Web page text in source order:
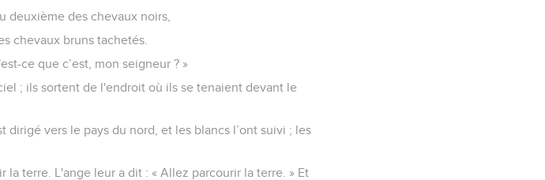
deuxième des chevaux noirs,
chevaux bruns tachetés.
ce que c’est, mon seigneur ? »
; ils sortent de l'endroit où ils se tenaient devant le
dirigé vers le pays du nord, et les blancs l’ont suivi ; les
terre. L'ange leur a dit : « Allez parcourir la terre. » Et